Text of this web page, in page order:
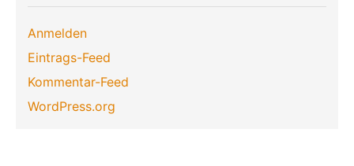
Anmelden
Eintrags-Feed
Kommentar-Feed
WordPress.org